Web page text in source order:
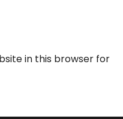
in this browser for